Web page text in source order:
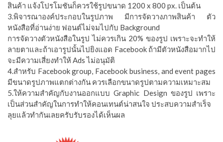
สินค้า แจ้งโปรโมชันก็ควรใช้รูปขนาด 1200 x 800 px. เป็นต้น
3.พิจารณาองค์ประกอบในรูปภาพ มีการจัดวางภาพสินค้า ตัว
หนังสือที่อ่านง่าย ฟอนต์ไม่จมไปกับ Background
การจัดวางตัวหนังสือในรูป ไม่ควรเกิน 20% ของรูป เพราะจะทำให้
ลายตาและถ้าเอารูปนั้นไปยิงแอด Facebook ถ้ามีตัวหนังสือมากไป
จะมีความเสี่ยงทำให้ Ads ไม่อนุมัติ
4.สำหรับ Facebook group, Facebook business, and event pages
มีขนาดรูปภาพแตกต่างกัน ควรเลือกขนาดรูปตามความเหมาะสม
5.ให้ความสำคัญกับงานออกแบบ Graphic Design ของรูป เพราะ
เป็นส่วนสำคัญในการทำให้คอนเทนต์น่าสนใจ ประสบความสำเร็จ
ลุยแล้วทำกันเลยครับรับรองได้เห็นผล